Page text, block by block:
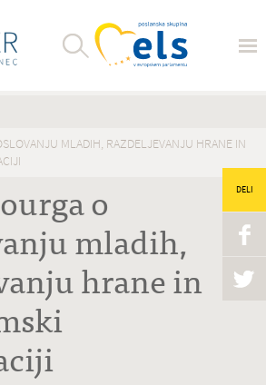
MLADIH, RAZDELJEVANJU HRANE IN
o
mladih,
hrane in
DELI